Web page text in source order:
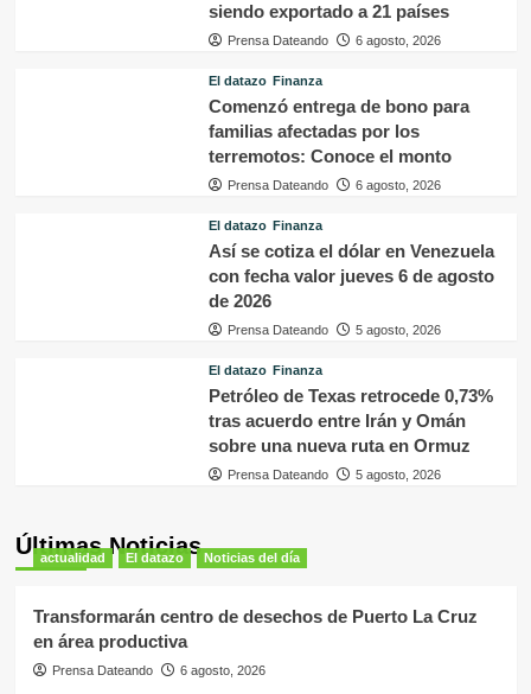
siendo exportado a 21 países
Prensa Dateando 6 agosto, 2026
El datazo Finanza
Comenzó entrega de bono para
familias afectadas por los
terremotos: Conoce el monto
Prensa Dateando 6 agosto, 2026
El datazo Finanza
Así se cotiza el dólar en Venezuela
con fecha valor jueves 6 de agosto
de 2026
Prensa Dateando 5 agosto, 2026
El datazo Finanza
Petróleo de Texas retrocede 0,73%
tras acuerdo entre Irán y Omán
sobre una nueva ruta en Ormuz
Prensa Dateando 5 agosto, 2026
Últimas Noticias
actualidad El datazo Noticias del día
Transformarán centro de desechos de Puerto La Cruz
en área productiva
Prensa Dateando 6 agosto, 2026